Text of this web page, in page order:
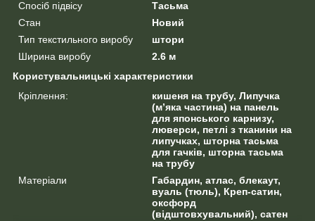
Спосіб підвісу
Тасьма
Стан
Новий
Тип текстильного виробу
штори
Ширина виробу
2.6 м
Користувальницькі характеристики
Кріплення:
кишеня на трубу, Липучка
(м’яка частина) на панель
для японського карнизу,
люверси, петлі з тканини на
липучках, шторна тасьма
для гачків, шторна тасьма
на трубу
Матеріали
Габардин, атлас, блекаут,
вуаль (тюль), Креп-сатин,
оксфорд
(відштовхувальний), сатен